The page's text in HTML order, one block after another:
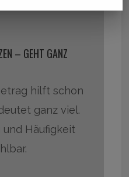
– GEHT GANZ
hilft schon
ganz viel.
und Häufigkeit